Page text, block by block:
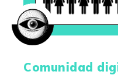
Comunidad